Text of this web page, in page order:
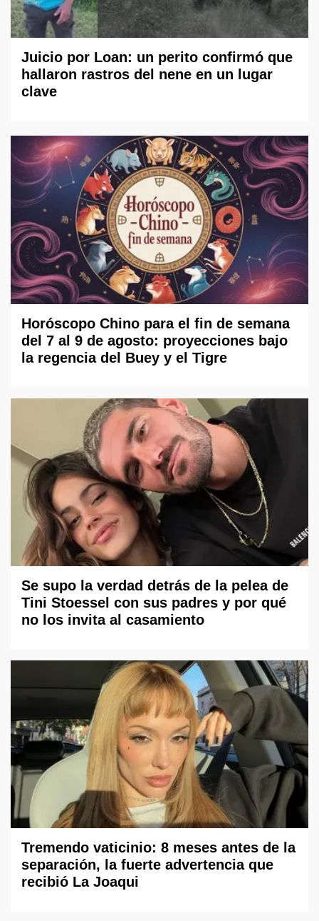
Juicio por Loan: un perito confirmó que
hallaron rastros del nene en un lugar
clave
Horóscopo Chino para el fin de semana
del 7 al 9 de agosto: proyecciones bajo
la regencia del Buey y el Tigre
Se supo la verdad detrás de la pelea de
Tini Stoessel con sus padres y por qué
no los invita al casamiento
Tremendo vaticinio: 8 meses antes de la
separación, la fuerte advertencia que
recibió La Joaqui